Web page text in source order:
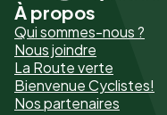
Pied
de
page
-
À propos
Qui sommes-nous ?
Nous joindre
La Route verte
Bienvenue Cyclistes!
Nos partenaires